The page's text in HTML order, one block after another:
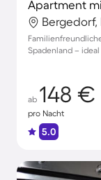
Apartment
Spadenland –
ab 148 €
pro Nacht
5.0